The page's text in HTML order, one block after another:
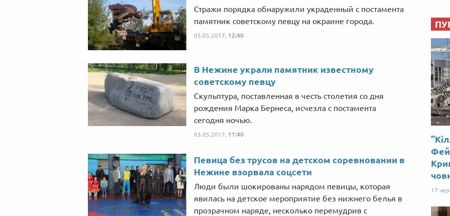
Стражи порядка обнаружили украденный с постамента
памятник советскому певцу на окраине города.
05.05.2017, 12:40
В Нежине украли памятник известному
советскому певцу
Скульптура, поставленная в честь столетия со дня
рождения Марка Бернеса, исчезла с постамента
сегодня ночью.
03.05.2017, 11:40
Певица без трусов на детском соревновании в
Нежине взорвала соцсети
Люди были шокированы нарядом певицы, которая
явилась на детское мероприятие без нижнего белья в
прозрачном наряде, несколько перемудрив с
17